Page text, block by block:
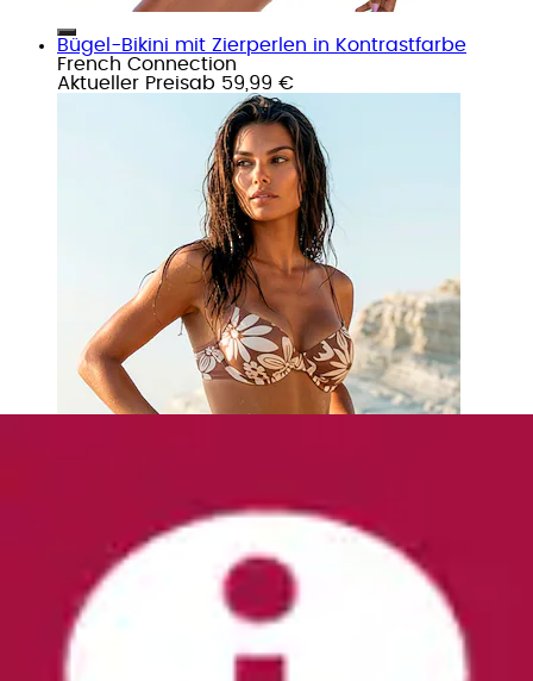
Bügel-Bikini mit Zierperlen in Kontrastfarbe
French Connection
Aktueller Preisab 59,99 €